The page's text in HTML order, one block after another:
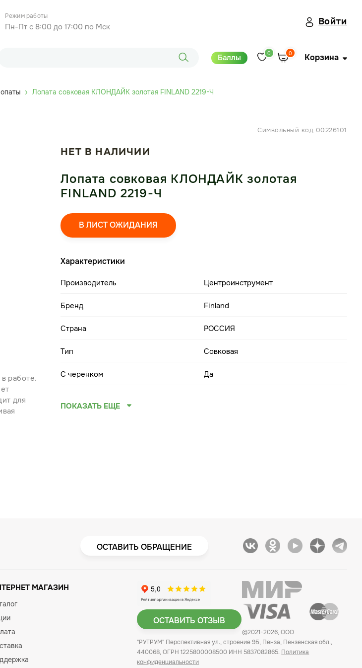
Режим работы
Пн-Пт с 8:00 до 17:00 по Мск
Войти
Баллы 0 0 Корзина
Лопата совковая КЛОНДАЙК золотая FINLAND 2219-Ч
работе.
для
Символьный код 00226101
НЕТ В НАЛИЧИИ
Лопата совковая КЛОНДАЙК золотая
FINLAND 2219-Ч
В ЛИСТ ОЖИДАНИЯ
Характеристики
Производитель Центроинструмент
Бренд Finland
Страна РОССИЯ
Тип Совковая
С черенком Да
ПОКАЗАТЬ ЕЩЕ
ОСТАВИТЬ ОБРАЩЕНИЕ
МАГАЗИН
ОСТАВИТЬ ОТЗЫВ
©2021-2026, ООО
"РУТРУМ" Перспективная ул., строение 9Б, Пенза, Пензенская обл.,
440068, ОГРН 1225800008500 ИНН 5837082865. Политика
конфиденциальности